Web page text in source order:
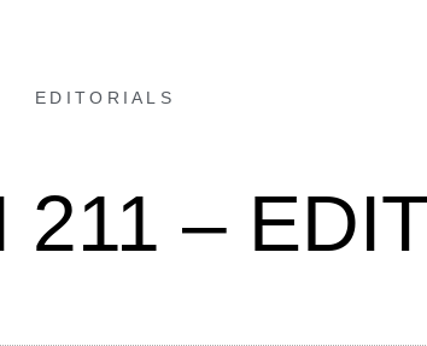
EDITORIALS
211 –